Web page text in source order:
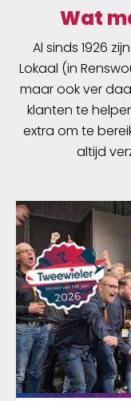
Wat
Al sinds 1926
Lokaal (in
maar ook ver
klanten te
extra om te
altijd